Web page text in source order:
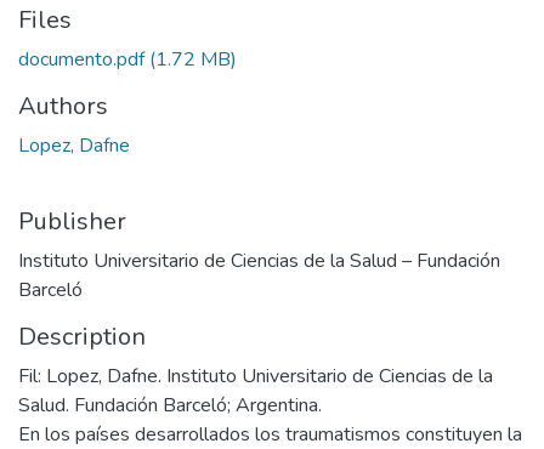
Files
documento.pdf(1.72 MB)
Authors
Lopez, Dafne
Publisher
Instituto Universitario de Ciencias de la Salud – Fundación
Barceló
Description
Fil: Lopez, Dafne. Instituto Universitario de Ciencias de la
Salud. Fundación Barceló; Argentina.
En los países desarrollados los traumatismos constituyen la